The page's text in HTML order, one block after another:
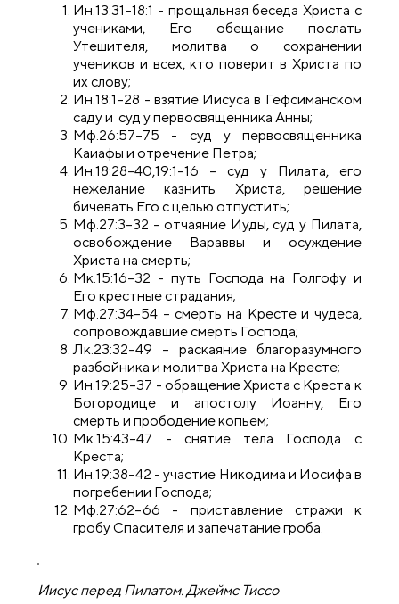
Ин.13:31–18:1 - прощальная беседа Христа с
учениками, Его обещание послать
Утешителя, молитва о сохранении
учеников и всех, кто поверит в Христа по
их слову;
Ин.18:1–28 - взятие Иисуса в Гефсиманском
саду и суд у первосвященника Анны;
Мф.26:57–75 - суд у первосвященника
Каиафы и отречение Петра;
Ин.18:28–40,19:1–16 – суд у Пилата, его
нежелание казнить Христа, решение
бичевать Его с целью отпустить;
Мф.27:3–32 - отчаяние Иуды, суд у Пилата,
освобождение Вараввы и осуждение
Христа на смерть;
Мк.15:16–32 - путь Господа на Голгофу и
Его крестные страдания;
Мф.27:34–54 – смерть на Кресте и чудеса,
сопровождавшие смерть Господа;
Лк.23:32–49 – раскаяние благоразумного
разбойника и молитва Христа на Кресте;
Ин.19:25–37 - обращение Христа с Креста к
Богородице и апостолу Иоанну, Его
смерть и прободение копьем;
Мк.15:43–47 - снятие тела Господа с
Креста;
Ин.19:38–42 - участие Никодима и Иосифа в
погребении Господа;
Мф.27:62–66 - приставление стражи к
гробу Спасителя и запечатание гроба.
Иисус перед Пилатом. Джеймс Тиссо